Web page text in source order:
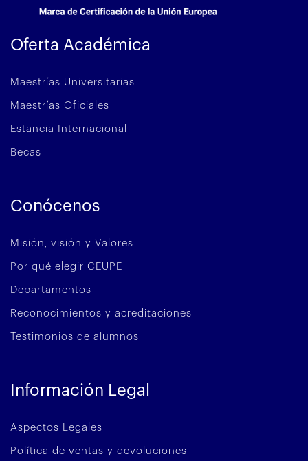
Oferta Académica
Maestrías Universitarias
Maestrías Oficiales
Estancia Internacional
Becas
Conócenos
Misión, visión y Valores
Por qué elegir CEUPE
Departamentos
Reconocimientos y acreditaciones
Testimonios de alumnos
Información Legal
Aspectos Legales
Política de ventas y devoluciones